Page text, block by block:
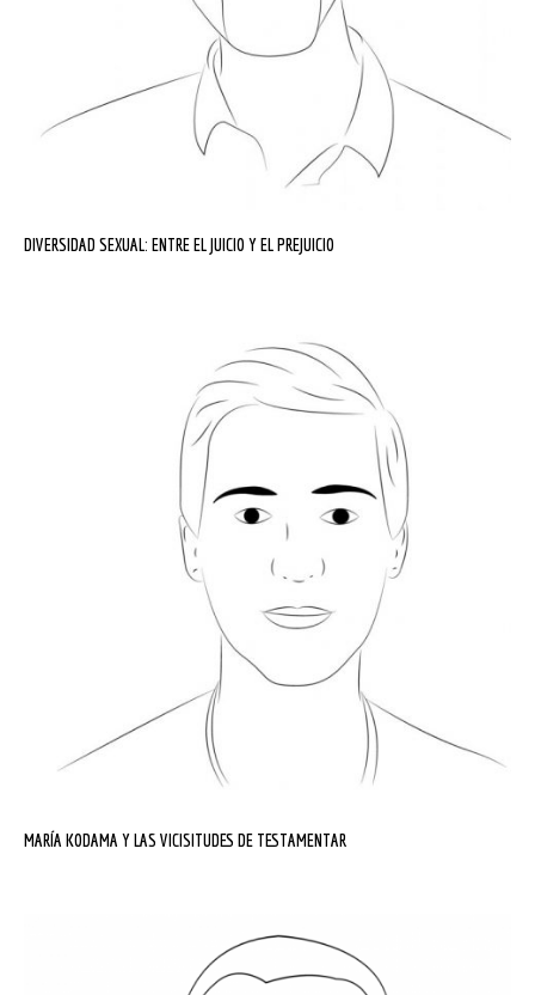
DIVERSIDAD SEXUAL: ENTRE EL JUICIO Y EL PREJUICIO
MARÍA KODAMA Y LAS VICISITUDES DE TESTAMENTAR